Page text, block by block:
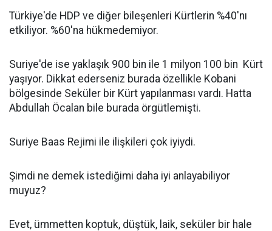
Türkiye'de HDP ve diğer bileşenleri Kürtlerin %40'nı
etkiliyor. %60'na hükmedemiyor.
Suriye'de ise yaklaşık 900 bin ile 1 milyon 100 bin Kürt
yaşıyor. Dikkat ederseniz burada özellikle Kobani
bölgesinde Seküler bir Kürt yapılanması vardı. Hatta
Abdullah Öcalan bile burada örgütlemişti.
Suriye Baas Rejimi ile ilişkileri çok iyiydi.
Şimdi ne demek istediğimi daha iyi anlayabiliyor
muyuz?
Evet, ümmetten koptuk, düştük, laik, seküler bir hale